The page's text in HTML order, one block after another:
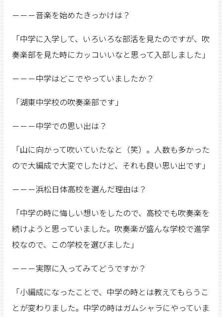
－－－音楽を始めたきっかけは？
「中学に入学して、いろいろな部活を見たのですが、吹
奏楽部を見た時にカッコいいなと思って入部しました」
－－－中学はどこでやっていましたか？
「湖東中学校の吹奏楽部です」
－－－中学での思い出は？
「山に向かって吹いていたなと（笑）。人数も多かった
ので大編成で大変でしたけど、それも良い思い出です」
－－－浜松日体高校を選んだ理由は？
「中学の時に悔しい想いをしたので、高校でも吹奏楽を
続けようと思っていました。吹奏楽が盛んな学校で進学
校なので、この学校を選びました」
－－－実際に入ってみてどうですか？
「小編成になったことで、中学の時とは教えてもらうこ
とが変わりました。中学の時はガムシャラにやっていま